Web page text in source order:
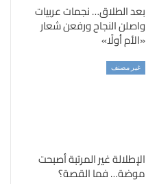
بعد الطلاق… نجمات عربيات
واصلن النجاح ورفعن شعار
«الأم أولًا»
غير مصنف
الإطلالة غير المرتبة أصبحت
موضة… فما القصة؟